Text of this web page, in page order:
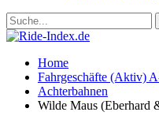
Home
Fahrgeschäfte (Aktiv)
Achterbahnen
Wilde Maus (Eberhard